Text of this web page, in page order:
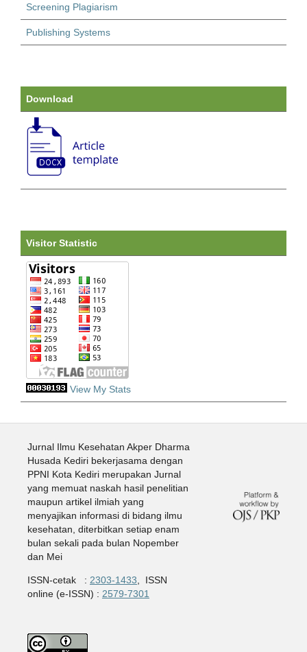
Screening Plagiarism
Publishing Systems
Download
Visitor Statistic
View My Stats
Jurnal Ilmu Kesehatan Akper Dharma
Husada Kediri bekerjasama dengan
PPNI Kota Kediri merupakan Jurnal
yang memuat naskah hasil penelitian
maupun artikel ilmiah yang
menyajikan informasi di bidang ilmu
kesehatan, diterbitkan setiap enam
bulan sekali pada bulan Nopember
dan Mei
ISSN-cetak : 2303-1433 , ISSN
online (e-ISSN) : 2579-7301